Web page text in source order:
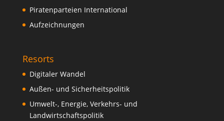
Piratenparteien International
Aufzeichnungen
Resorts
Digitaler Wandel
Außen- und Sicherheitspolitik
Umwelt-, Energie, Verkehrs- und
Landwirtschaftspolitik